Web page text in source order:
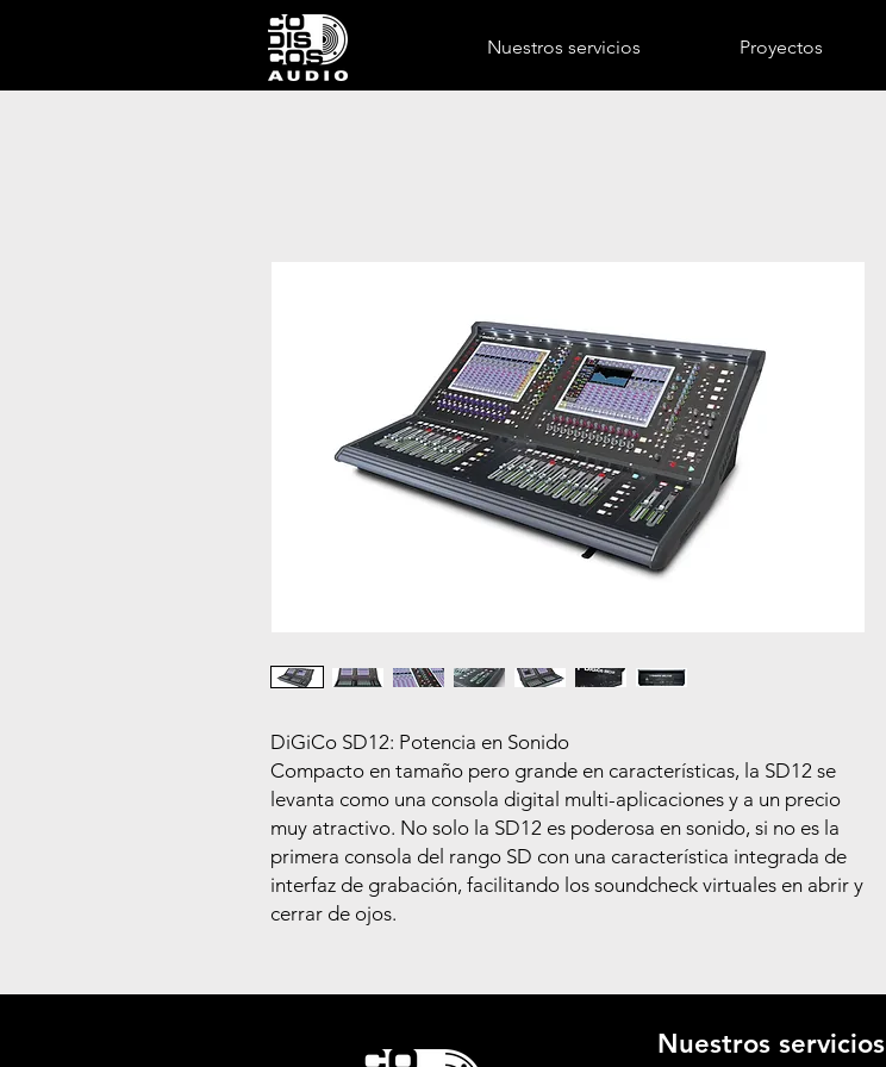
Nuestros servicios Proyectos
DiGiCo SD12: Potencia en Sonido
Compacto en tamaño pero grande en características, la SD12 se
levanta como una consola digital multi-aplicaciones y a un precio
muy atractivo. No solo la SD12 es poderosa en sonido, si no es la
primera consola del rango SD con una característica integrada de
interfaz de grabación, facilitando los soundcheck virtuales en abrir y
cerrar de ojos.
Nuestros servicios